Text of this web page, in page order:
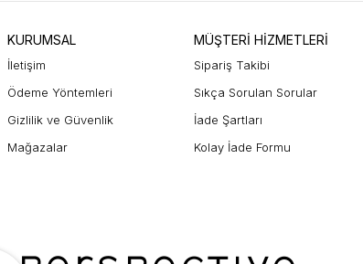
KURUMSAL
İletişim
Ödeme Yöntemleri
Gizlilik ve Güvenlik
Mağazalar
MÜŞTERİ HİZMETLERİ
Sipariş Takibi
Sıkça Sorulan Sorular
İade Şartları
Kolay İade Formu